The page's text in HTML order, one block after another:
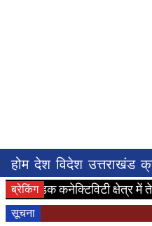
होम देश विदेश उत्तराखंड
ब्रेकिंगकनेक्टिविटी क्षेत्र में
सूचना